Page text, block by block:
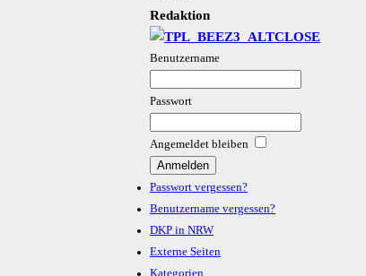
Redaktion
Benutzername
Passwort
Angemeldet bleiben
Passwort vergessen?
Benutzername vergessen?
DKP in NRW
Externe Seiten
Kategorien